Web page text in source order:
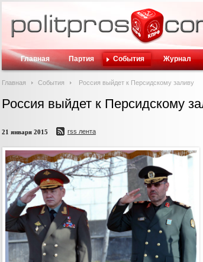
Главная Партия События Журнал
Главная События Россия выйдет к Персидскому заливу
Россия выйдет к Персидскому
21 января 2015 rss лента